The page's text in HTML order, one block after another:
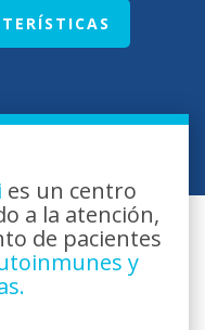
es un centro
a la atención,
de pacientes
y